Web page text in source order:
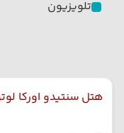
تلویزیون
هتل سنتیدو اورکا